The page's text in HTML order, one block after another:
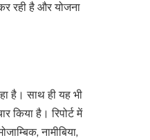
रही है और योजना
है। साथ ही यह भी
किया है। रिपोर्ट में
नामीबिया,